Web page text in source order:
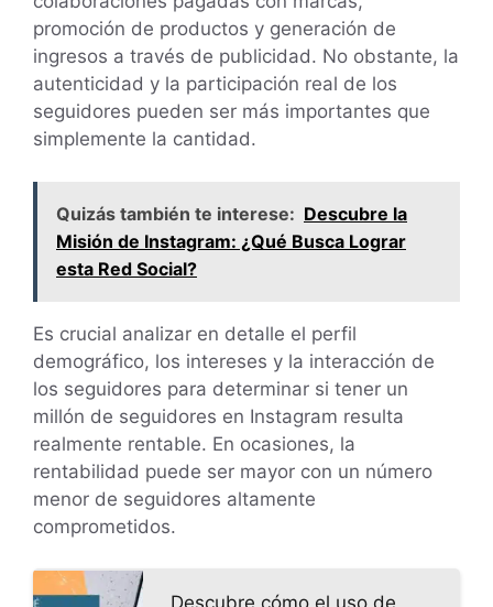
promoción de productos y generación de
ingresos a través de publicidad. No obstante, la
autenticidad y la participación real de los
seguidores pueden ser más importantes que
simplemente la cantidad.
Quizás también te interese: Descubre la
Misión de Instagram: ¿Qué Busca Lograr
esta Red Social?
Es crucial analizar en detalle el perfil
demográfico, los intereses y la interacción de
los seguidores para determinar si tener un
millón de seguidores en Instagram resulta
realmente rentable. En ocasiones, la
rentabilidad puede ser mayor con un número
menor de seguidores altamente
comprometidos.